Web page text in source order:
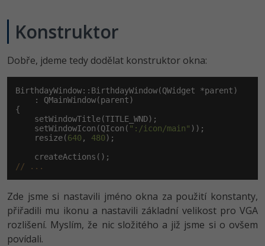
SQL a databáze
Testování a verzování
UML a návrhové vzory
React
ASP.NET MVC
JavaScript
Python
HTML / CSS
UML a návrhové vzory
MS-SQL
Vývojář mobilních aplikací
Specialista na AI a bigdata
C# Game developer
Webdesigner
Grafik / UX/UI návrhář
3D grafik
Python -80%
JavaScript -80%
PHP -80%
C++ -80%
-80%
-80%
VB.NET
Konstruktor
Dobře, jdeme tedy dodělat konstruktor okna:
BirthdayWindow::BirthdayWindow(QWidget *parent)
    : QMainWindow(parent)
{
    setWindowTitle(TITLE_WND);
    setWindowIcon(QIcon(
":/icon/main" ));
    resize(
640, 480);
// ...
Zde jsme si nastavili jméno okna za použití konstanty,
přiřadili mu ikonu a nastavili základní velikost pro VGA
rozlišení. Myslím, že nic složitého a již jsme si o ovšem
povídali.